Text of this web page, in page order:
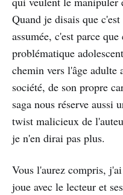
Quand je disais que
assumée, c'est parce
problématique
chemin vers l'âge adulte
société, de son propre
saga nous réserve aussi
twist malicieux de
je n'en dirai pas plus.
Vous l'aurez compris,
joue avec le lecteur et